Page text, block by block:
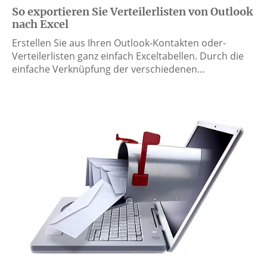
So exportieren Sie Verteilerlisten von Outlook
nach Excel
Erstellen Sie aus Ihren Outlook-Kontakten oder-
Verteilerlisten ganz einfach Exceltabellen. Durch die
einfache Verknüpfung der verschiedenen…